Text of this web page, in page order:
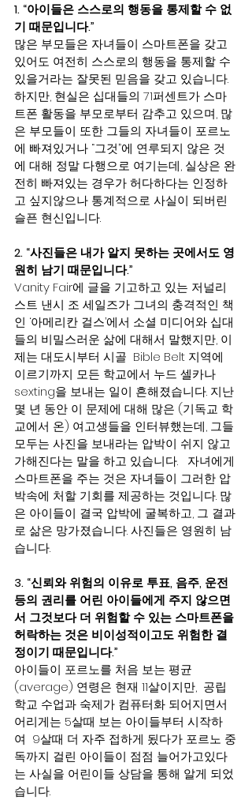
1. “아이들은 스스로의 행동을 통제할 수 없
기 때문입니다.”
많은 부모들은 자녀들이 스마트폰을 갖고
있어도 여전히 스스로의 행동을 통제할 수
있을거라는 잘못된 믿음을 갖고 있습니다.
하지만, 현실은 십대들의 71퍼센트가 스마
트폰 활동을 부모로부터 감추고 있으며, 많
은 부모들이 또한 그들의 자녀들이 포르노
에 빠져있거나 “그것”에 연루되지 않은 것
에 대해 정말 다행으로 여기는데, 실상은 완
전히 빠져있는 경우가 허다하다는 인정하
고 싶지않으나 통계적으로 사실이 되버린
슬픈 현신입니다.
2. “사진들은 내가 알지 못하는 곳에서도 영
원히 남기 때문입니다.”
Vanity Fair에 글을 기고하고 있는 저널리
스트 낸시 조 세일즈가 그녀의 충격적인 책
인 ‘아메리칸 걸스’에서 소셜 미디어와 십대
들의 비밀스러운 삶에 대해서 말했지만, 이
제는 대도시부터 시골  Bible Belt 지역에
이르기까지 모든 학교에서 누드 셀카나
sexting을 보내는 일이 흔해졌습니다. 지난
몇 년 동안 이 문제에 대해 많은 (기독교 학
교에서 온) 여고생들을 인터뷰했는데, 그들
모두는 사진을 보내라는 압박이 쉬지 않고
가해진다는 말을 하고 있습니다.   자녀에게
스마트폰을 주는 것은 자녀들이 그러한 압
박속에 처할 기회를 제공하는 것입니다. 많
은 아이들이 결국 압박에 굴복하고, 그 결과
로 삶은 망가졌습니다. 사진들은 영원히 남
습니다.
3. “신뢰와 위험의 이유로 투표, 음주, 운전
등의 권리를 어린 아이들에게 주지 않으면
서 그것보다 더 위험할 수 있는 스마트폰을
허락하는 것은 비이성적이고도 위험한 결
정이기 때문입니다.”
아이들이 포르노를 처음 보는 평균
(average) 연령은 현재 11살이지만,  공립
학교 수업과 숙제가 컴퓨터화 되어지면서
어리게는 5살때 보는 아이들부터 시작하
여  9살때 더 자주 접하게 됬다가 포르노 중
독까지 걸린 아이들이 점점 늘어가고있다
는 사실을 어린이들 상담을 통해 알게 되었
습니다.